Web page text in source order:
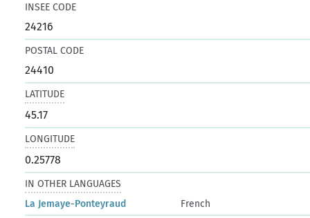
INSEE CODE
24216
POSTAL CODE
24410
LATITUDE
45.17
LONGITUDE
0.25778
IN OTHER LANGUAGES
La Jemaye-Ponteyraud
French